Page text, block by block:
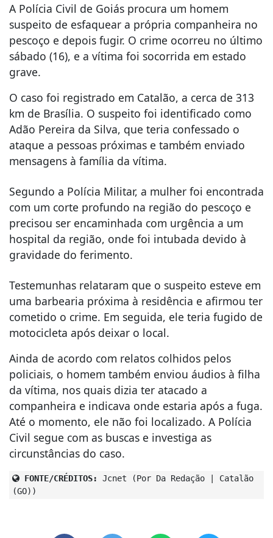
A Polícia Civil de Goiás procura um homem
suspeito de esfaquear a própria companheira no
pescoço e depois fugir. O crime ocorreu no último
sábado (16), e a vítima foi socorrida em estado
grave.
O caso foi registrado em Catalão, a cerca de 313
km de Brasília. O suspeito foi identificado como
Adão Pereira da Silva, que teria confessado o
ataque a pessoas próximas e também enviado
mensagens à família da vítima.
Segundo a Polícia Militar, a mulher foi encontrada
com um corte profundo na região do pescoço e
precisou ser encaminhada com urgência a um
hospital da região, onde foi intubada devido à
gravidade do ferimento.
Testemunhas relataram que o suspeito esteve em
uma barbearia próxima à residência e afirmou ter
cometido o crime. Em seguida, ele teria fugido de
motocicleta após deixar o local.
Ainda de acordo com relatos colhidos pelos
policiais, o homem também enviou áudios à filha
da vítima, nos quais dizia ter atacado a
companheira e indicava onde estaria após a fuga.
Até o momento, ele não foi localizado. A Polícia
Civil segue com as buscas e investiga as
circunstâncias do caso.
FONTE/CRÉDITOS:
Jcnet (Por Da Redação | Catalão
(GO))